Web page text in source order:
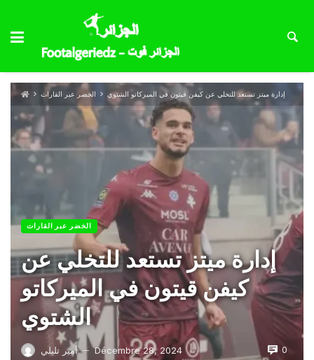
الخضر عبر القارات إدارة ميتز تستعد للتخلي عن كيفن قيتون في الميركاتو الشتوي
الخضر عبر القارات
إدارة ميتز تستعد للتخلي عن
كيفن قيتون في الميركاتو
الشتوي
أمير تليلي — Décembre 28, 2024 0